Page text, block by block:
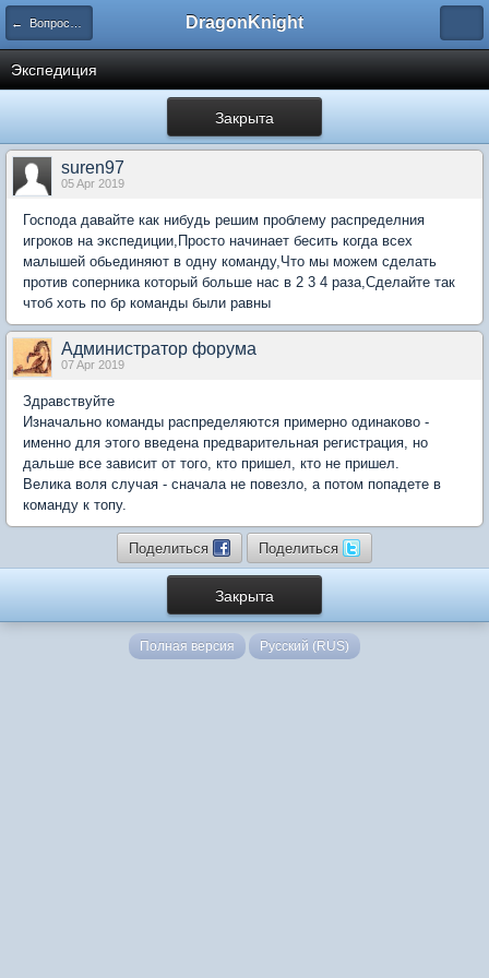
← Вопросы к Администрации DragonKnight
Экспедиция
Закрыта
suren97
05 Apr 2019
Господа давайте как нибудь решим проблему распределния
игроков на экспедиции,Просто начинает бесить когда всех
малышей обьединяют в одну команду,Что мы можем сделать
против соперника который больше нас в 2 3 4 раза,Сделайте так
чтоб хоть по бр команды были равны
Администратор форума
07 Apr 2019
Здравствуйте
Изначально команды распределяются примерно одинаково -
именно для этого введена предварительная регистрация, но
дальше все зависит от того, кто пришел, кто не пришел.
Велика воля случая - сначала не повезло, а потом попадете в
команду к топу.
Поделиться Поделиться
Закрыта
Полная версия Русский (RUS)